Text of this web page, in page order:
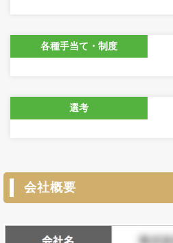
各種手当て・制度
選考
会社概要